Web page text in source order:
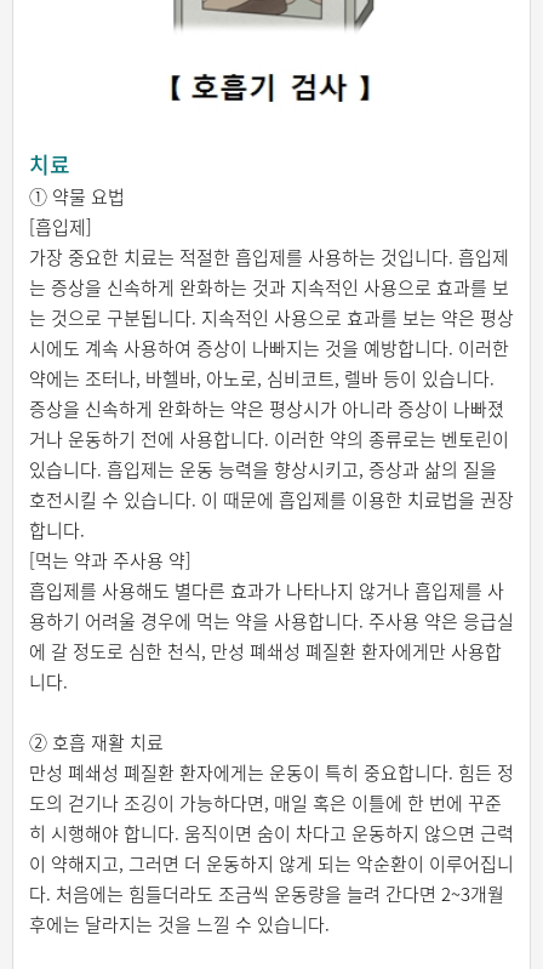
치료
① 약물 요법
[흡입제]
가장 중요한 치료는 적절한 흡입제를 사용하는 것입니다. 흡입제
는 증상을 신속하게 완화하는 것과 지속적인 사용으로 효과를 보
는 것으로 구분됩니다. 지속적인 사용으로 효과를 보는 약은 평상
시에도 계속 사용하여 증상이 나빠지는 것을 예방합니다. 이러한
약에는 조터나, 바헬바, 아노로, 심비코트, 렐바 등이 있습니다.
증상을 신속하게 완화하는 약은 평상시가 아니라 증상이 나빠졌
거나 운동하기 전에 사용합니다. 이러한 약의 종류로는 벤토린이
있습니다. 흡입제는 운동 능력을 향상시키고, 증상과 삶의 질을
호전시킬 수 있습니다. 이 때문에 흡입제를 이용한 치료법을 권장
합니다.
[먹는 약과 주사용 약]
흡입제를 사용해도 별다른 효과가 나타나지 않거나 흡입제를 사
용하기 어려울 경우에 먹는 약을 사용합니다. 주사용 약은 응급실
에 갈 정도로 심한 천식, 만성 폐쇄성 폐질환 환자에게만 사용합
니다.
② 호흡 재활 치료
만성 폐쇄성 폐질환 환자에게는 운동이 특히 중요합니다. 힘든 정
도의 걷기나 조깅이 가능하다면, 매일 혹은 이틀에 한 번에 꾸준
히 시행해야 합니다. 움직이면 숨이 차다고 운동하지 않으면 근력
이 약해지고, 그러면 더 운동하지 않게 되는 악순환이 이루어집니
다. 처음에는 힘들더라도 조금씩 운동량을 늘려 간다면 2~3개월
후에는 달라지는 것을 느낄 수 있습니다.